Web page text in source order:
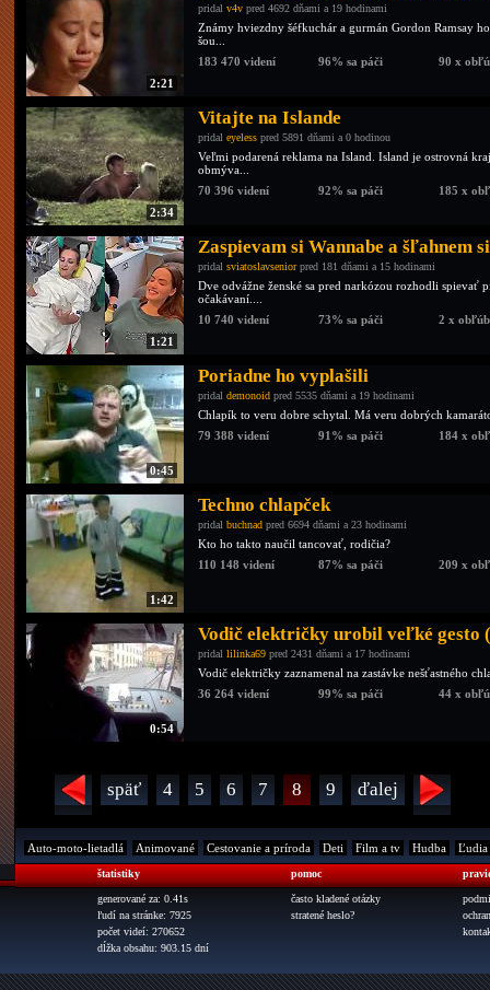
2:21
pridal v4v pred 4692 dňami a 19 hodinami
Známy hviezdny šéfkuchár a gurmán Gordon Ramsay
šou...
183 470 videní
96% sa páči 90 x
2:34
Vitajte na Islande
pridal eyeless pred 5891 dňami a 0 hodinou
Veľmi podarená reklama na Island. Island je ostrovná
obmýva...
70 396 videní
92% sa páči 185 x
1:21
Zaspievam si Wannabe a šľahnem
pridal sviatoslavseniorpred 181 dňami a 15 hodinami
Dve odvážne ženské sa pred narkózou rozhodli spievať
očakávaní....
10 740 videní
73% sa páči 2 x
0:45
Poriadne ho vyplašili
pridal demonoid pred 5535 dňami a 19 hodinami
Chlapík to veru dobre schytal. Má veru dobrých
79 388 videní
91% sa páči 184 x
1:42
Techno chlapček
pridal buchnad pred 6694 dňami a 23 hodinami
Kto ho takto naučil tancovať, rodičia?
110 148 videní
87% sa páči 209 x
0:54
Vodič električky urobil veľké gesto
pridal lilinka69 pred 2431 dňami a 17 hodinami
Vodič električky zaznamenal na zastávke nešťastného
36 264 videní
99% sa páči 44 x
späť 4 5 6 7 8 9 ďalej
Auto-moto-lietadlá Animované Cestovanie a príroda Deti Film a tv Hudba Ľudia
štatistiky
generované za: 0.41s
ľudí na stránke: 7925
počet videí: 270652
dĺžka obsahu: 903.15 dní
pomoc
často kladené otázky
stratené heslo?